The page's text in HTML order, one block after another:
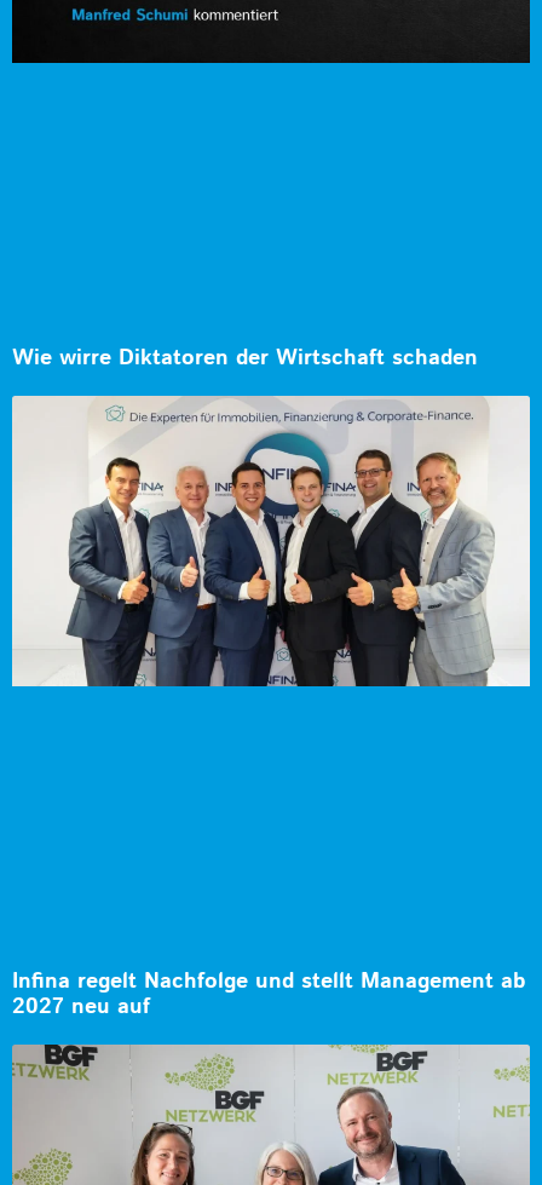
Wie wirre Diktatoren der Wirtschaft schaden
Infina regelt Nachfolge und stellt Management ab
2027 neu auf